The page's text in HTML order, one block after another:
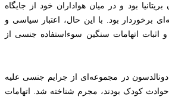
بود و در میان هواداران خود از جایگاه
برخوردار بود. با این حال، اعتبار سیاسی و
اتهامات سنگین سوءاستفاده جنسی از
دونالدسون در مجموعه‌ای از جرایم جنسی علیه
کودک بودند، مجرم شناخته شد. اتهامات